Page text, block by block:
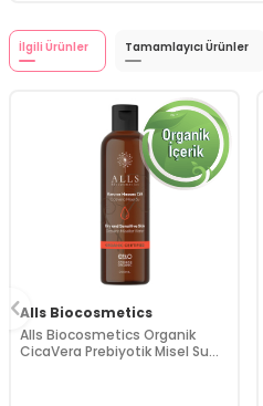
İlgili Ürünler Tamamlayıcı Ürünler
Alls Biocosmetics
Alls Biocosmetics Organik
CicaVera Prebiyotik Misel Su